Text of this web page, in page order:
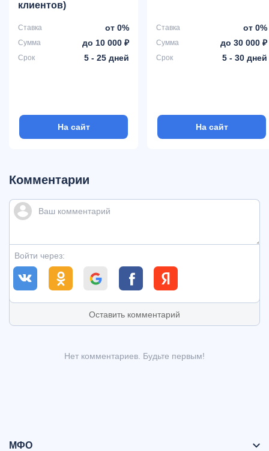
клиентов)
Ставка от 0%
Сумма до 10 000 ₽
Срок 5 - 25 дней
На сайт
Ставка от 0%
Сумма до 30 000 ₽
Срок 5 - 30 дней
На сайт
Комментарии
Войти через:
Оставить комментарий
Нет комментариев. Будьте первым!
МФО